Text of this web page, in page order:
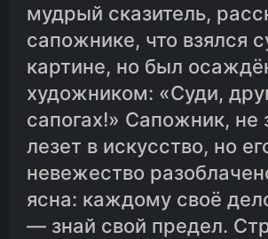
мудрый сказитель,
сапожнике, что взялся
картине, но был
художником: «Суди,
сапогах!» Сапожник, не
лезет в искусство, но
невежество
ясна: каждому своё
— знай свой предел.